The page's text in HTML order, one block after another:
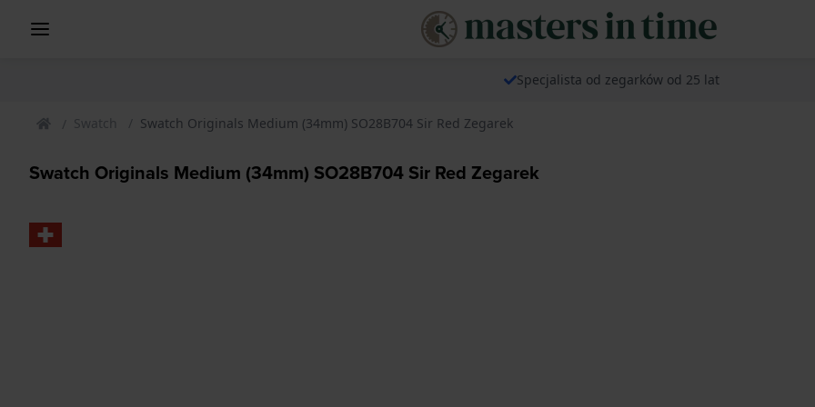
Specjalista od zegarków od 25 lat
Swatch Swatch Originals Medium (34mm) SO28B704 Sir Red Zegarek
Swatch Originals Medium (34mm) SO28B704 Sir Red Zegarek